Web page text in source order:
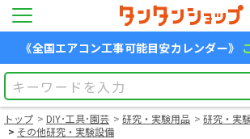
《全国エアコン工事可能目安カレンダー》
トップ DIY･工具･園芸 研究・実験用品
研究・実
その他研究・実験設備